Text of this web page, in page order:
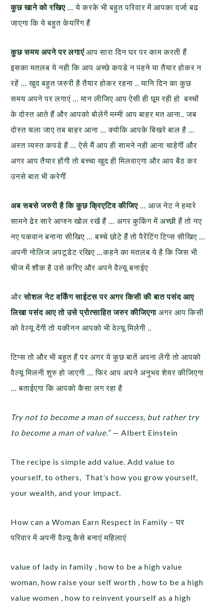
कुछ खाने को रखिए … ये करके भी बहुत परिवार में आपका दर्जा बढ
जाएगा कि ये बहुत केयरिंग हैं
कुछ समय अपने पर लगाएं आप सारा दिन घर पर काम करती हैं
इसका मतलब ये नही कि आप अच्छे कपडे न पहने या तैयार होकर न
रहें … खुद बहुत जरुरी है तैयार होकर रहना .. यानि दिन का कुछ
समय अपने पर लगाएं … मान लीजिए आप ऐसी ही घूम रही हो बच्चों
के दोस्त आते हैं और आपको बोलेगें मम्मी आप बाहर मत आना.. जब
दोस्त चला जाए तब बाहर आना … क्योकि आपके बिखरे बाल है …
अस्त व्यस्त कपडे हैं … ऐसे मैं आप ही सामने नही आना चाहेगीं और
अगर आप तैयार होंगी तो बच्चा खुद ही मिलवाएगा और आप बैठ कर
उनसे बात भी करेगीं
अब सबसे जरुरी है कि कुछ क्रिएटिव कीजिए … आज नेट ने हमारे
सामने ढेर सारे आप्श्न खोल रखें हैं … अगर कुकिंग में अच्छी हैं तो नए
नए पकवान बनाना सीखिए … बच्चे छोटे हैं तो पैरेंटिंग टिप्स सीखिए …
अपनी नोलिज अपटूडेट रखिए …कहने का मतलब ये है कि जिस भी
चीज में शौक है उसे करिए और अपने वैल्यू बनाईए
औरसोशल नेट वर्किंग साईटस पर अगर किसी की बात पसंद आए
लिखा पसंद आए तो उसे प्रोत्साहित जरुर कीजिएगा अगर आप किसी
को वेल्यू देंगी तो यकीनन आपको भी वेल्यू मिलेगी ..
टिप्स तो और भी बहुत हैं पर अगर ये कुछ बातें अपना लेंगी तो आपको
वैल्यू मिलनी शुरु हो जाएगी … फिर आप अपने अनुभव शेयर कीजिएगा
… बताईएगा कि आपको कैसा लग रहा है
Try not to become a man of success, but rather try
to become a man of value.”— Albert Einstein
The recipe is simple add value. Add value to
yourself, to others, That’s how you grow yourself,
your wealth, and your impact.
How can a Woman Earn Respect in Family – घर
परिवार में अपनी वैल्यू कैसे बनाएं महिलाएं
value of lady in family , how to be a high value
woman, how raise your self worth , how to be a high
value women , how to reinvent yourself as a high